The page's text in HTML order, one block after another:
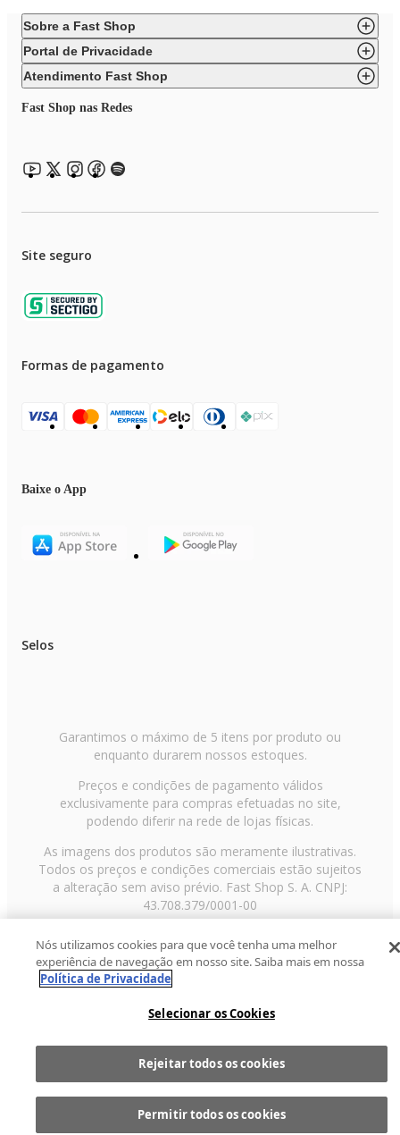
Comprar
Sobre a Fast Shop
Portal de Privacidade
Atendimento Fast Shop
Fast Shop nas Redes
Site seguro
Formas de pagamento
Baixe o App
Selos
Garantimos o máximo de 5 itens por produto ou
enquanto durarem nossos estoques.
Preços e condições de pagamento válidos
exclusivamente para compras efetuadas no site,
podendo diferir na rede de lojas físicas.
As imagens dos produtos são meramente ilustrativas.
Todos os preços e condições comerciais estão sujeitos
a alteração sem aviso prévio. Fast Shop S. A. CNPJ:
43.708.379/0001-00
Paulo/SP, CEP 02029-001, Telefone: 11 3003-3728 ©
2013 Fast Shop - Todos os direitos reservadosRF
Nós utilizamos cookies para que você tenha uma melhor
experiência de navegação em nosso site. Saiba mais em nossa
Política de Privacidade
Selecionar os Cookies
Rejeitar todos os cookies
Permitir todos os cookies